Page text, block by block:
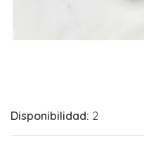
Disponibilidad: 2